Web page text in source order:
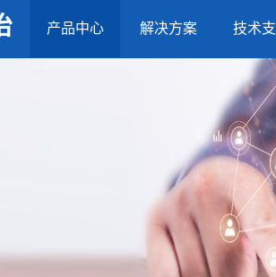
产品中心 解决方案 技术